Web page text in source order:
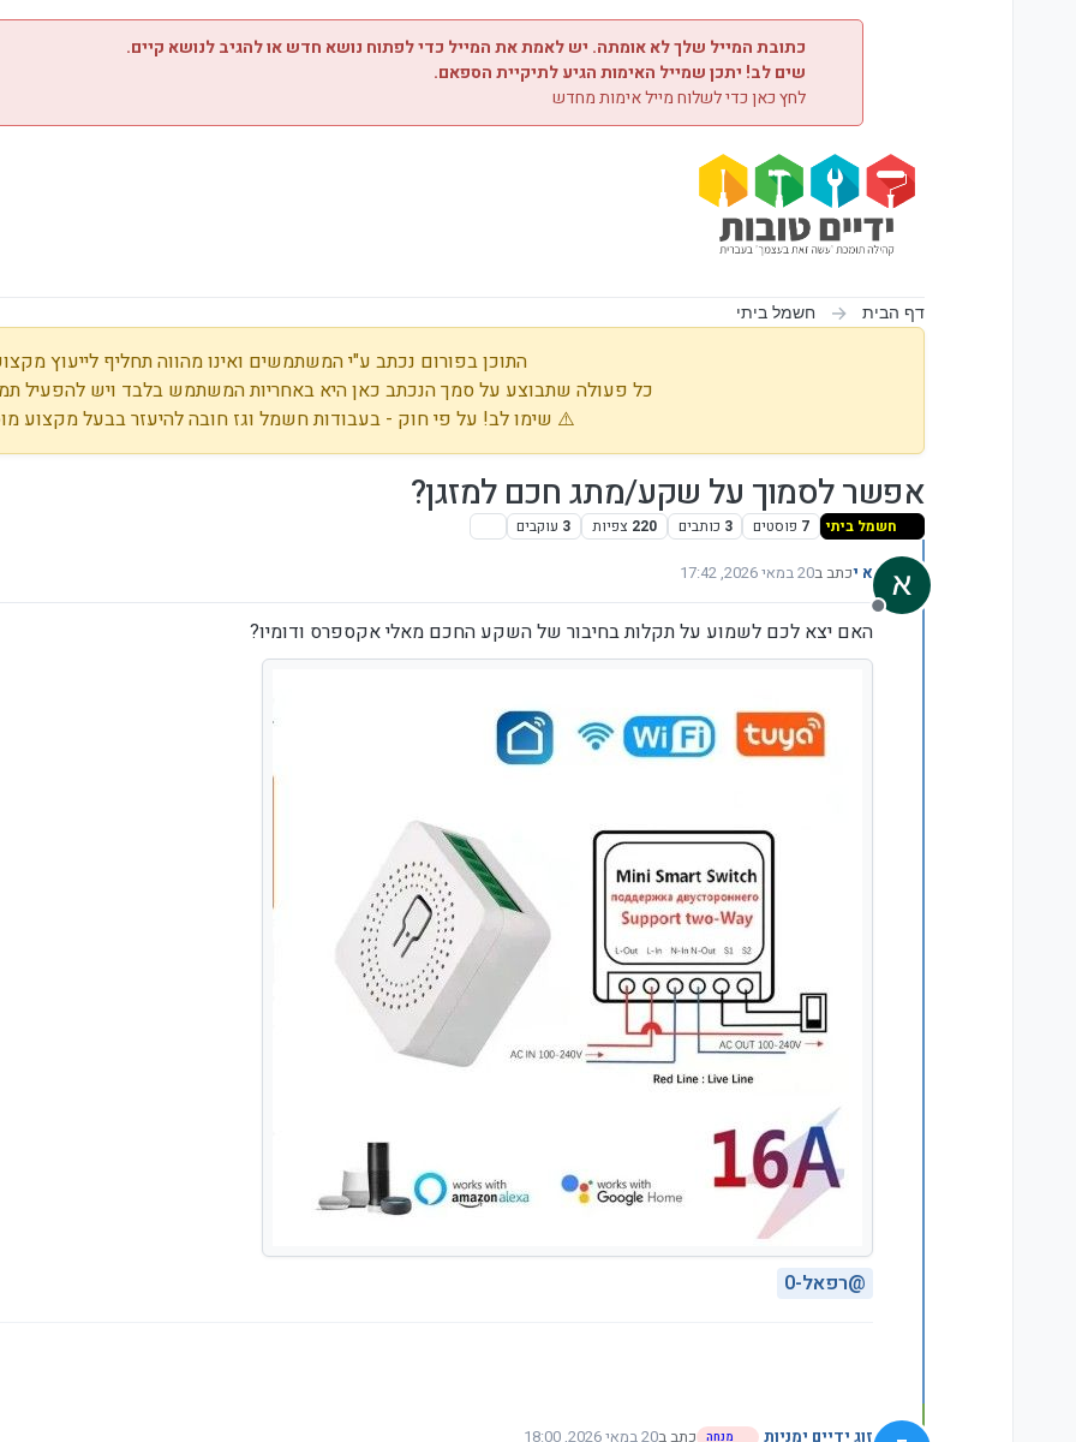
כתובת המייל שלך לא אומתה. יש לאמת את המייל כדי לפתוח נושא חדש או להגיב לנושא קיים.
שים לב! יתכן שמייל האימות הגיע לתיקיית הספאם.
לחץ כאן כדי לשלוח מייל אימות מחדש
דף הבית חשמל ביתי
התוכן בפורום נכתב ע"י המשתמשים ואינו מהווה תחליף לייעוץ
כל פעולה שתבוצע על סמך הנכתב כאן היא באחריות המשתמש בלבד ויש להפעיל
⚠️ שימו לב! על פי חוק - בעבודות חשמל וגז חובה להיעזר בבעל מקצוע
אפשר לסמוך על שקע/מתג חכם למזגן?
חשמל ביתי 7 פוסטים 3 כותבים 220 צפיות 3 עוקבים
מנותק
א יכתב ב20 במאי 2026, 17:42
נערך לאחרונה על ידי
האם יצא לכם לשמוע על תקלות בחיבור של השקע החכם מאלי אקספרס ודומיו?
@רפאל-0
זוג ידיים ימניות מנחה כתב ב20 במאי 2026, 18:00